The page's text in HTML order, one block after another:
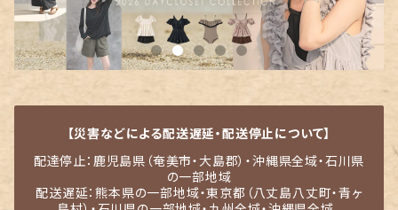
【災害などによる配送遅延・配送停止について】
配達停止：鹿児島県（奄美市・大島郡）・沖縄県全域・石川県
の一部地域
配送遅延：熊本県の一部地域・東京都（八丈島八丈町・青ヶ